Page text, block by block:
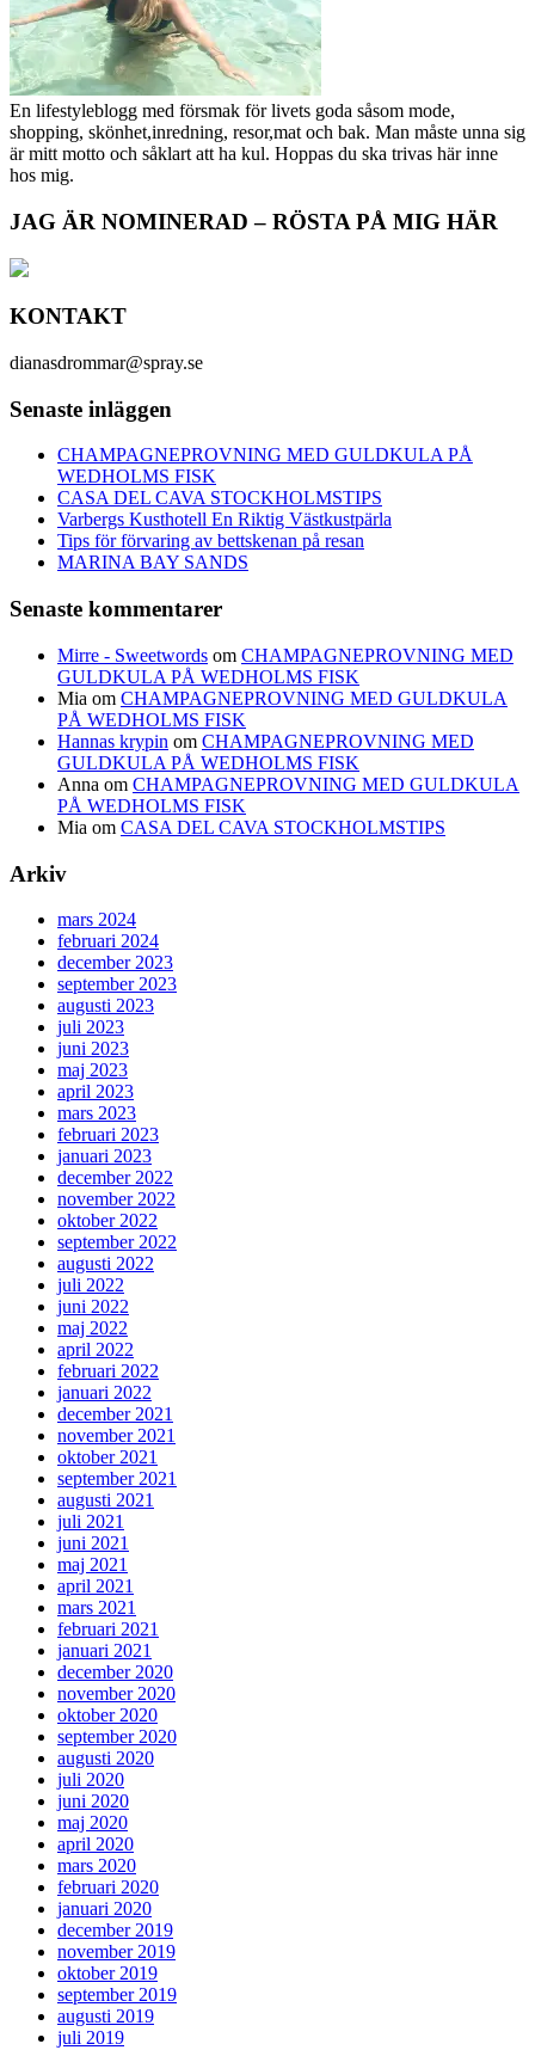
En lifestyleblogg med försmak för livets goda såsom mode,
shopping, skönhet,inredning, resor,mat och bak. Man måste unna sig
är mitt motto och såklart att ha kul. Hoppas du ska trivas här inne
hos mig.
JAG ÄR NOMINERAD – RÖSTA PÅ MIG HÄR
KONTAKT
dianasdrommar@spray.se
Senaste inläggen
CHAMPAGNEPROVNING MED GULDKULA PÅ
WEDHOLMS FISK
CASA DEL CAVA STOCKHOLMSTIPS
Varbergs Kusthotell En Riktig Västkustpärla
Tips för förvaring av bettskenan på resan
MARINA BAY SANDS
Senaste kommentarer
Mirre - Sweetwords om CHAMPAGNEPROVNING MED
GULDKULA PÅ WEDHOLMS FISK
Mia om CHAMPAGNEPROVNING MED GULDKULA
PÅ WEDHOLMS FISK
Hannas krypin om CHAMPAGNEPROVNING MED
GULDKULA PÅ WEDHOLMS FISK
Anna om CHAMPAGNEPROVNING MED GULDKULA
PÅ WEDHOLMS FISK
Mia om CASA DEL CAVA STOCKHOLMSTIPS
Arkiv
mars 2024
februari 2024
december 2023
september 2023
augusti 2023
juli 2023
juni 2023
maj 2023
april 2023
mars 2023
februari 2023
januari 2023
december 2022
november 2022
oktober 2022
september 2022
augusti 2022
juli 2022
juni 2022
maj 2022
april 2022
februari 2022
januari 2022
december 2021
november 2021
oktober 2021
september 2021
augusti 2021
juli 2021
juni 2021
maj 2021
april 2021
mars 2021
februari 2021
januari 2021
december 2020
november 2020
oktober 2020
september 2020
augusti 2020
juli 2020
juni 2020
maj 2020
april 2020
mars 2020
februari 2020
januari 2020
december 2019
november 2019
oktober 2019
september 2019
augusti 2019
juli 2019